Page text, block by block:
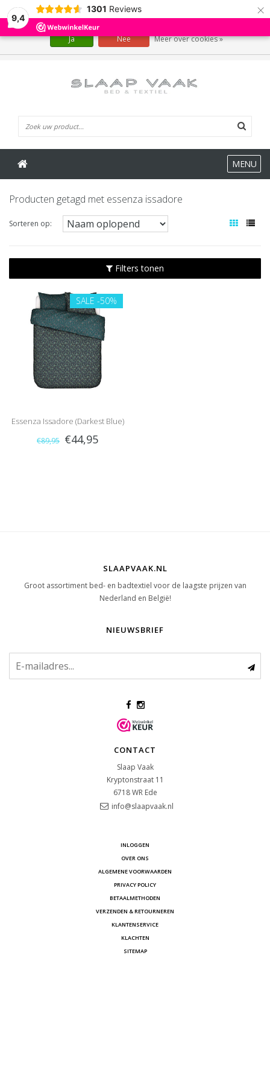
9,4
1301 Reviews ×
MENU
Producten getagd met essenza issadore
Sorteren op:
Filters tonen
SALE -50%
Essenza Issadore (Darkest Blue)
€89,95 €44,95
SLAAPVAAK.NL
Groot assortiment bed- en badtextiel voor de laagste prijzen van
Nederland en België!
NIEUWSBRIEF
CONTACT
Slaap Vaak
Kryptonstraat 11
6718 WR Ede
info@slaapvaak.nl
INLOGGEN
OVER ONS
ALGEMENE VOORWAARDEN
PRIVACY POLICY
BETAALMETHODEN
VERZENDEN & RETOURNEREN
KLANTENSERVICE
KLACHTEN
SITEMAP
Wij slaan cookies op om onze website te verbeteren. Is dat akkoord?
Ja Nee Meer over cookies »